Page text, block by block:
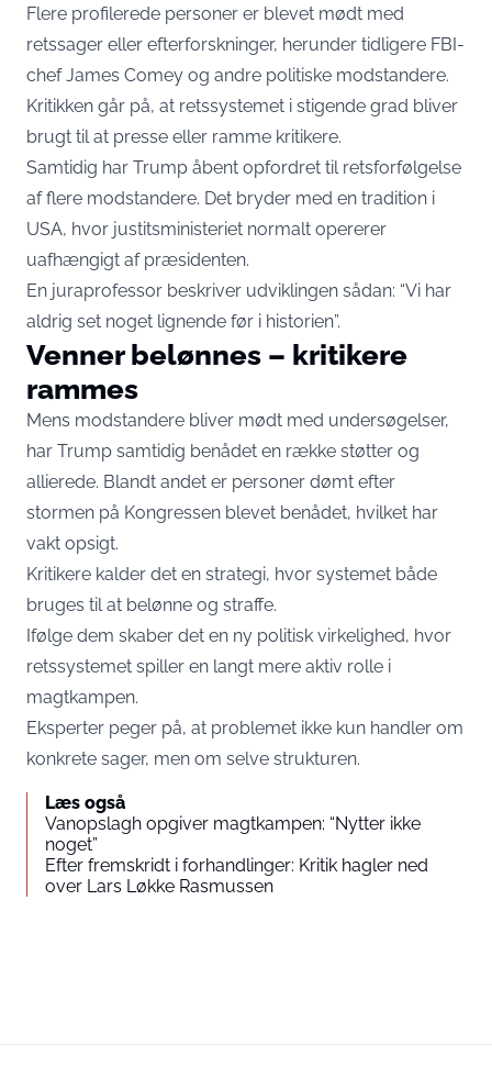
Flere profilerede personer er blevet mødt med
retssager eller efterforskninger, herunder tidligere FBI-
chef James Comey og andre politiske modstandere.
Kritikken går på, at retssystemet i stigende grad bliver
brugt til at presse eller ramme kritikere.
Samtidig har Trump åbent opfordret til retsforfølgelse
af flere modstandere. Det bryder med en tradition i
USA, hvor justitsministeriet normalt opererer
uafhængigt af præsidenten.
En juraprofessor beskriver udviklingen sådan: “Vi har
aldrig set noget lignende før i historien”.
Venner belønnes – kritikere
rammes
Mens modstandere bliver mødt med undersøgelser,
har Trump samtidig benådet en række støtter og
allierede. Blandt andet er personer dømt efter
stormen på Kongressen blevet benådet, hvilket har
vakt opsigt.
Kritikere kalder det en strategi, hvor systemet både
bruges til at belønne og straffe.
Ifølge dem skaber det en ny politisk virkelighed, hvor
retssystemet spiller en langt mere aktiv rolle i
magtkampen.
Eksperter peger på, at problemet ikke kun handler om
konkrete sager, men om selve strukturen.
Læs også
Vanopslagh opgiver magtkampen: “Nytter ikke
noget”
Efter fremskridt i forhandlinger: Kritik hagler ned
over Lars Løkke Rasmussen